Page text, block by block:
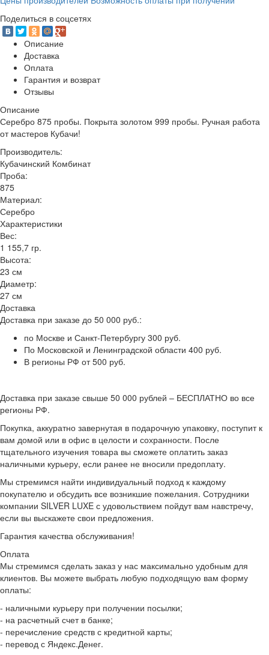
Поделиться в соцсетях
Описание
Доставка
Оплата
Гарантия и возврат
Отзывы
Описание
Серебро 875 пробы. Покрыта золотом 999 пробы. Ручная работа
от мастеров Кубачи!
Производитель:
Кубачинский Комбинат
Проба:
875
Материал:
Серебро
Характеристики
Вес:
1 155,7 гр.
Высота:
23 см
Диаметр:
27 см
Доставка
Доставка при заказе до 50 000 руб.:
по Москве и Санкт-Петербургу 300 руб.
По Московской и Ленинградской области 400 руб.
В регионы РФ от 500 руб.
Доставка при заказе свыше 50 000 рублей – БЕСПЛАТНО во все
регионы РФ.
Покупка, аккуратно завернутая в подарочную упаковку, поступит к
вам домой или в офис в целости и сохранности. После
тщательного изучения товара вы сможете оплатить заказ
наличными курьеру, если ранее не вносили предоплату.
Мы стремимся найти индивидуальный подход к каждому
покупателю и обсудить все возникшие пожелания. Сотрудники
компании SILVER LUXE с удовольствием пойдут вам навстречу,
если вы выскажете свои предложения.
Гарантия качества обслуживания!
Оплата
Мы стремимся сделать заказ у нас максимально удобным для
клиентов. Вы можете выбрать любую подходящую вам форму
оплаты:
- наличными курьеру при получении посылки;
- на расчетный счет в банке;
- перечисление средств с кредитной карты;
- перевод с Яндекс.Денег.